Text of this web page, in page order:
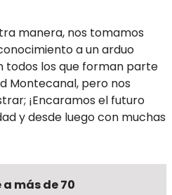
manera, nos tomamos
a un arduo
todos los que forman parte
Montecanal, pero nos
¡Encaramos el futuro
y desde luego con muchas
más de 70